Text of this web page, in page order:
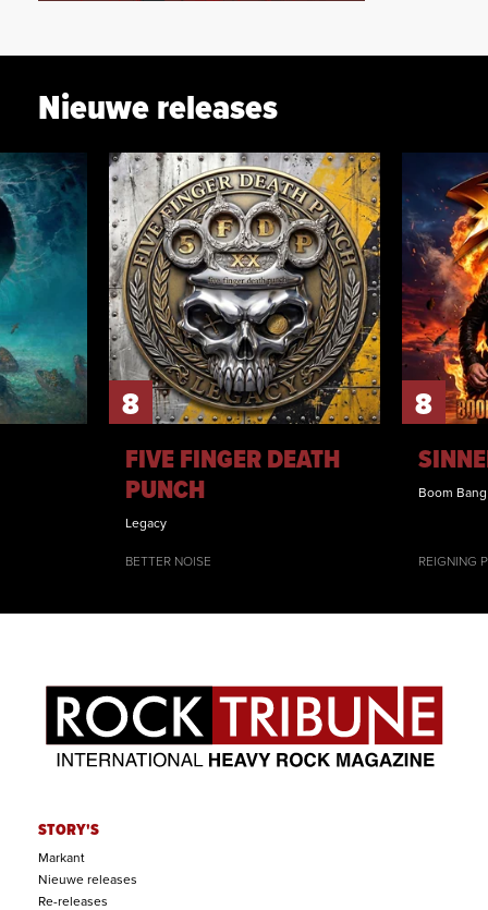
Nieuwe releases
8
FIVE FINGER DEATH
PUNCH
Legacy
BETTER NOISE
8
Boom
REIGNING
STORY'S
Markant
Nieuwe releases
Re-releases